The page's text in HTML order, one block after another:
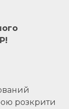
розкрити